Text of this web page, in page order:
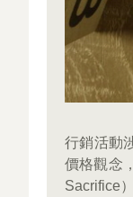
行銷活動
價格觀念
Sacrifice